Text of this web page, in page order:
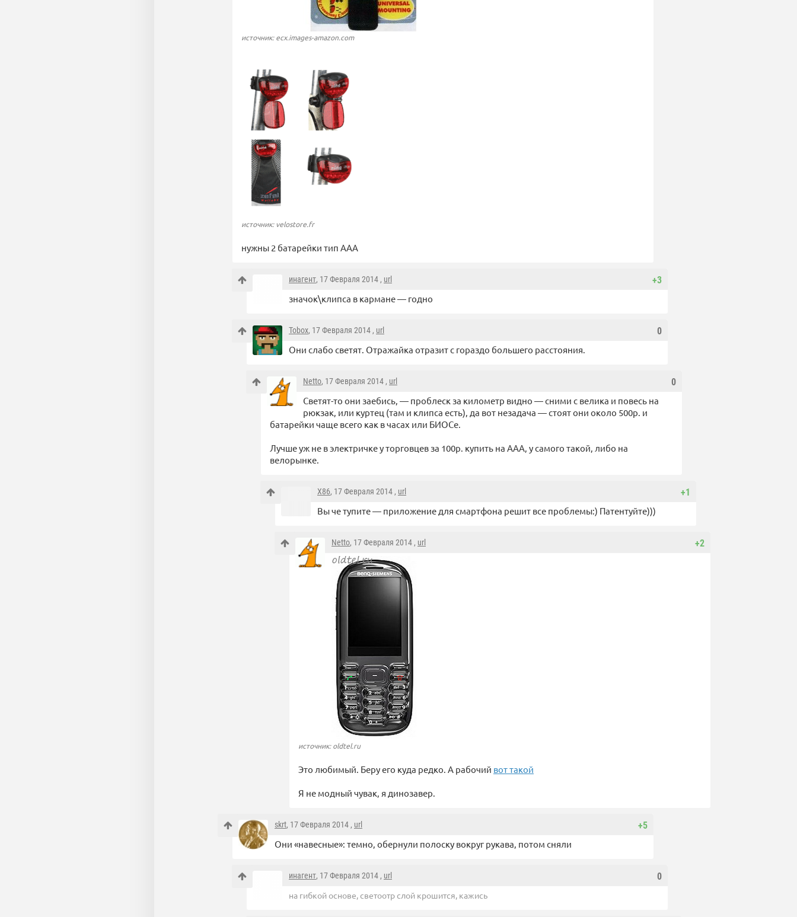
источник: ecx.images-amazon.com
источник: velostore.fr
нужны 2 батарейки тип ААА
+3
инагент, 17 Февраля 2014 , url
значок\клипса в кармане — годно
0
Tobox, 17 Февраля 2014 , url
Они слабо светят. Отражайка отразит с гораздо большего расстояния.
0
Netto, 17 Февраля 2014 , url
Светят-то они заебись, — проблеск за километр видно — сними с велика и повесь на
рюкзак, или куртец (там и клипса есть), да вот незадача — стоят они около 500р. и
батарейки чаще всего как в часах или БИОСе.
Лучше уж не в электричке у торговцев за 100р. купить на ААА, у самого такой, либо на
велорынке.
+1
X86, 17 Февраля 2014 , url
Вы че тупите — приложение для смартфона решит все проблемы:) Патентуйте)))
+2
Netto, 17 Февраля 2014 , url
источник: oldtel.ru
Это любимый. Беру его куда редко. А рабочий вот такой
Я не модный чувак, я динозавер.
+5
skrt, 17 Февраля 2014 , url
Они «навесные»: темно, обернули полоску вокруг рукава, потом сняли
0
инагент, 17 Февраля 2014 , url
на гибкой основе, светоотр слой крошится, кажись